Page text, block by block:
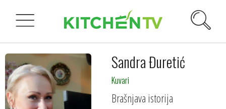
Sandra Đuretić
Kuvari
Brašnjava istorija